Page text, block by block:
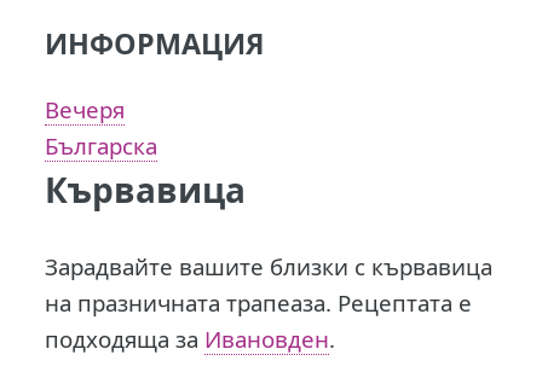
ИНФОРМАЦИЯ
Вечеря
Българска
Кървавица
Зарадвайте вашите близки с кървавица
на празничната трапеаза. Рецептата е
подходяща за Ивановден.